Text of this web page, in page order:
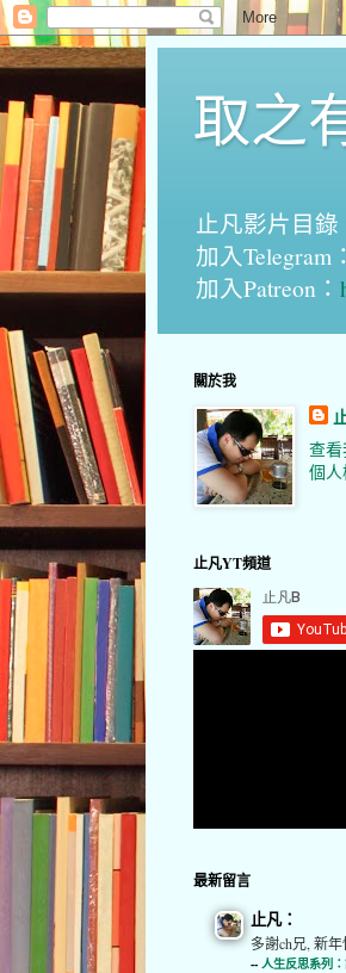
取之
止凡影片目錄
加入Telegram：
加入Patreon：
關於我
查
個
止凡YT頻道
最新留言
止凡：
多謝ch兄, 新年
-- 人生反思系列：許